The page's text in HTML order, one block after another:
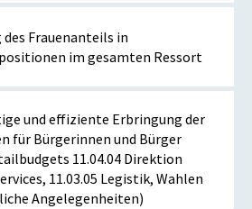
des Frauenanteils in
im gesamten Ressort
und effiziente Erbringung der
für Bürgerinnen und Bürger
11.04.04 Direktion
11.03.05 Legistik, Wahlen
Angelegenheiten)